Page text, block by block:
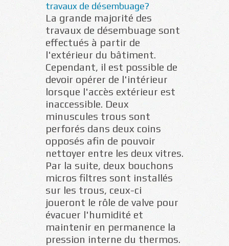
travaux de désembuage?
La grande majorité des
travaux de désembuage sont
effectués à partir de
l'extérieur du bâtiment.
Cependant, il est possible de
devoir opérer de l'intérieur
lorsque l'accès extérieur est
inaccessible. Deux
minuscules trous sont
perforés dans deux coins
opposés afin de pouvoir
nettoyer entre les deux vitres.
Par la suite, deux bouchons
micros filtres sont installés
sur les trous, ceux-ci
joueront le rôle de valve pour
évacuer l'humidité et
maintenir en permanence la
pression interne du thermos.